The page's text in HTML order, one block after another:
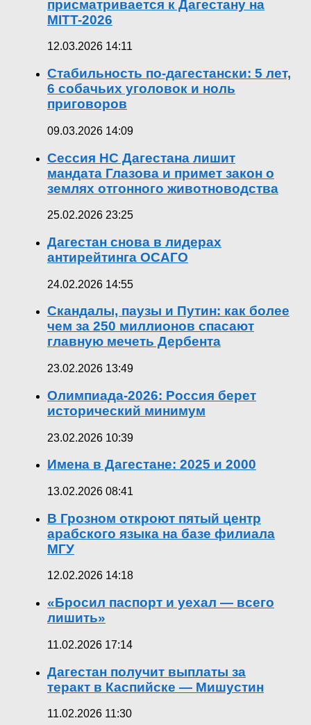
присматривается к Дагестану на
MITT-2026
12.03.2026 14:11
Стабильность по-дагестански: 5 лет,
6 собачьих уголовок и ноль
приговоров
09.03.2026 14:09
Сессия НС Дагестана лишит
мандата Глазова и примет закон о
землях отгонного животноводства
25.02.2026 23:25
Дагестан снова в лидерах
антирейтинга ОСАГО
24.02.2026 14:55
Скандалы, паузы и Путин: как более
чем за 250 миллионов спасают
главную мечеть Дербента
23.02.2026 13:49
Олимпиада-2026: Россия берет
исторический минимум
23.02.2026 10:39
Имена в Дагестане: 2025 и 2000
13.02.2026 08:41
В Грозном откроют пятый центр
арабского языка на базе филиала
МГУ
12.02.2026 14:18
«Бросил паспорт и уехал — всего
лишить»
11.02.2026 17:14
Дагестан получит выплаты за
теракт в Каспийске — Мишустин
11.02.2026 11:30